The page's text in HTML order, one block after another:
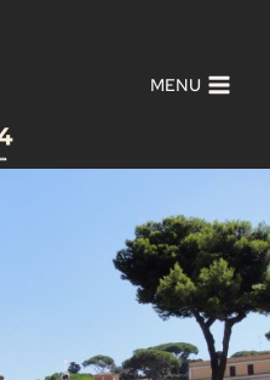
MENU